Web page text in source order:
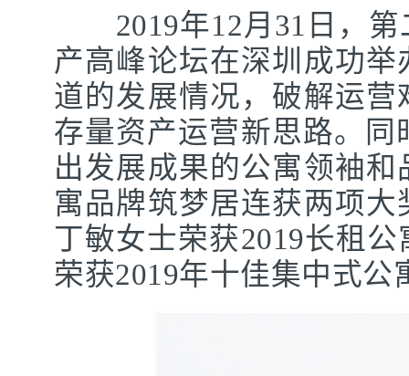
2019年12月31日，第
产高峰论坛在深圳成功
道的发展情况，破解运
存量资产运营新思路。同
出发展成果的公寓领袖
寓品牌筑梦居连获两项
丁敏女士荣获2019长租
荣获2019年十佳集中式公